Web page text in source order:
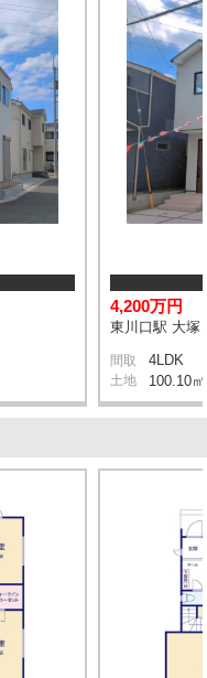
4,200万円
東川口駅 大塚
間取 4LDK
土地 100.10㎡